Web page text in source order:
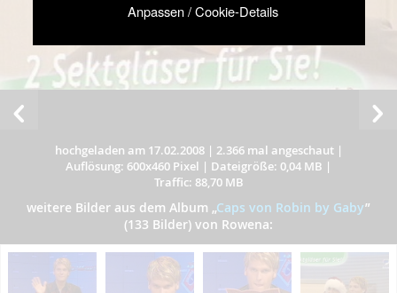
Anpassen / Cookie-Details
hochgeladen am 17.02.2008| 2.366 mal angeschaut|
Auflösung: 600x460 Pixel | Dateigröße: 0,04 MB |
Traffic: 88,70 MB
weitere Bilder aus dem Album „Caps von Robin by Gaby”
(133 Bilder) von Rowena: